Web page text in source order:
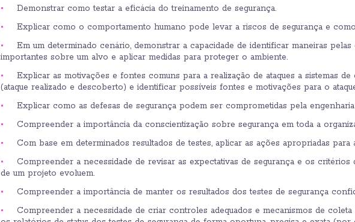
Demonstrar como testar a eficácia do treinamento de segurança.
Explicar como o comportamento humano pode levar a riscos de segurança e
Em um determinado cenário, demonstrar a capacidade de identificar maneiras
importantes sobre um alvo e aplicar medidas para proteger o ambiente.
Explicar as motivações e fontes comuns para a realização de ataques a sistemas
(ataque realizado e descoberto) e identificar possíveis fontes e motivações para o
Explicar como as defesas de segurança podem ser comprometidas pela
Compreender a importância da conscientização sobre segurança em toda a
Com base em determinados resultados de testes, aplicar as ações apropriadas
Compreender a necessidade de revisar as expectativas de segurança e os critérios
de um projeto evoluem.
Compreender a importância de manter os resultados dos testes de segurança
Compreender a necessidade de criar controles adequados e mecanismos de